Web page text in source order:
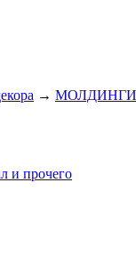
→ МОЛДИНГИ
и прочего